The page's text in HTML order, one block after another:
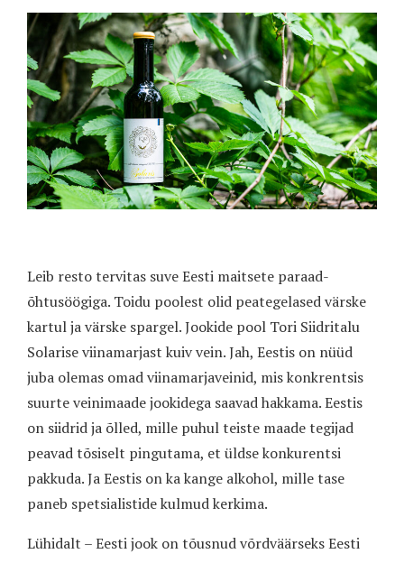
Leib resto tervitas suve Eesti maitsete paraad-
õhtusöögiga. Toidu poolest olid peategelased värske
kartul ja värske spargel. Jookide pool Tori Siidritalu
Solarise viinamarjast kuiv vein. Jah, Eestis on nüüd
juba olemas omad viinamarjaveinid, mis konkrentsis
suurte veinimaade jookidega saavad hakkama. Eestis
on siidrid ja õlled, mille puhul teiste maade tegijad
peavad tõsiselt pingutama, et üldse konkurentsi
pakkuda. Ja Eestis on ka kange alkohol, mille tase
paneb spetsialistide kulmud kerkima.
Lühidalt – Eesti jook on tõusnud võrdväärseks Eesti